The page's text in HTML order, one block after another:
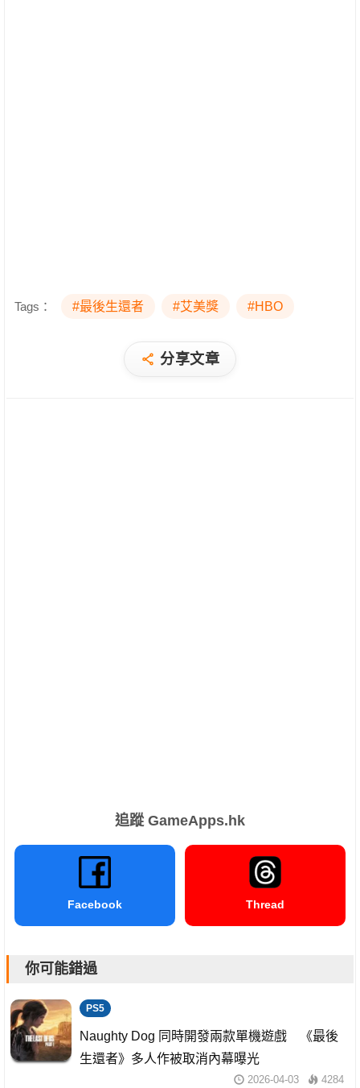
Tags： #最後生還者 #艾美獎 #HBO
分享文章
追蹤 GameApps.hk
Facebook Thread
你可能錯過
PS5
Naughty Dog 同時開發兩款單機遊戲 《最後
生還者》多人作被取消內幕曝光
2026-04-03 4284